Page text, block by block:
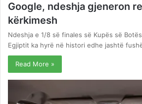
Google, ndeshja gjeneron
kërkimesh
Ndeshja e 1/8 së finales së Kupës së
Egjiptit ka hyrë në histori edhe jashtë
Read More »